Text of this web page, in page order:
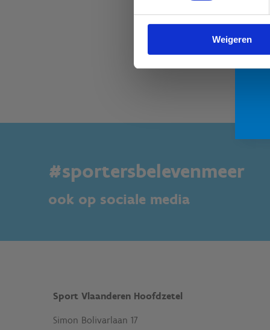
Weigeren
#sportersbelevenmeer
ook op sociale media
Sport Vlaanderen Hoofdzetel
Simon Bolivarlaan 17